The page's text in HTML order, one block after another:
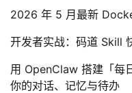
2026 年 5 月最新
开发者实战：码道 Skill
用 OpenClaw 搭建「每
你的对话、记忆与待办